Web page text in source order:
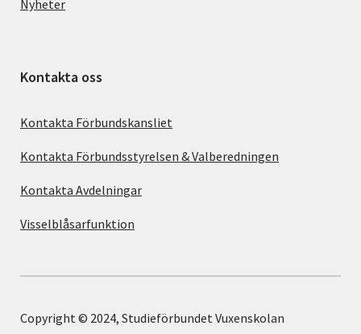
Nyheter
Kontakta oss
Kontakta Förbundskansliet
Kontakta Förbundsstyrelsen & Valberedningen
Kontakta Avdelningar
Visselblåsarfunktion
Copyright © 2024, Studieförbundet Vuxenskolan